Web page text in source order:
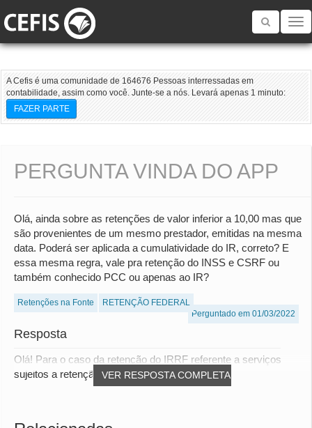
Toggle
A Cefis é uma comunidade de 164676 Pessoas interressadas em
contabilidade, assim como você. Junte-se a nós. Levará apenas 1 minuto:
FAZER PARTE
PERGUNTA VINDA DO APP
Olá, ainda sobre as retenções de valor inferior a 10,00 mas que
são provenientes de um mesmo prestador, emitidas na mesma
data. Poderá ser aplicada a cumulatividade do IR, correto? E
essa mesma regra, vale pra retenção do INSS e CSRF ou
também conhecido PCC ou apenas ao IR?
Retenções na Fonte
RETENÇÃO FEDERAL
Perguntado em 01/03/2022
Resposta
VER RESPOSTA COMPLETA
Olá! Para o caso da retenção do IRRF referente a serviços
sujeitos a retenção, se caso você esteja...